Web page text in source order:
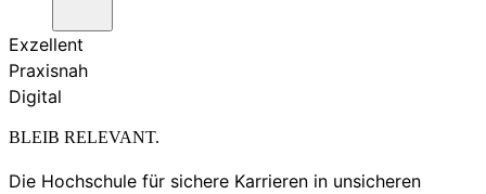
Exzellent
Praxisnah
Digital
BLEIB RELEVANT.
Die Hochschule für sichere Karrieren in unsicheren